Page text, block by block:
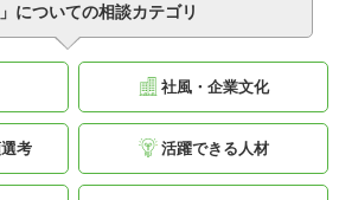
」についての相談カテゴリ
社風・企業文化
考 活躍できる人材